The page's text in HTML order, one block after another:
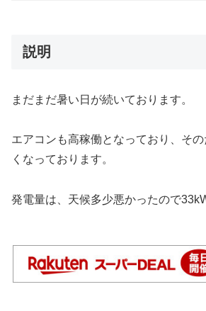
説明
まだまだ暑い日が続いております。
エアコンも高稼働となっており、そ
くなっております。
発電量は、天候多少悪かったので